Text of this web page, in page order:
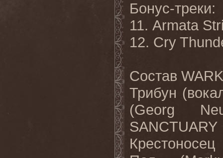
Бонус-треки:
11. Armata
12. Cry
Состав
Трибун (
(Georg
SANCTUARY
Крестоносец